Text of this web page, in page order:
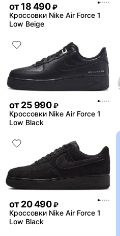
от18 490 ₽
Кроссовки Nike Air Force 1
Low Beige
от25 990 ₽
Кроссовки Nike Air Force 1
Low Black
от20 490 ₽
Кроссовки Nike Air Force 1
Low Black